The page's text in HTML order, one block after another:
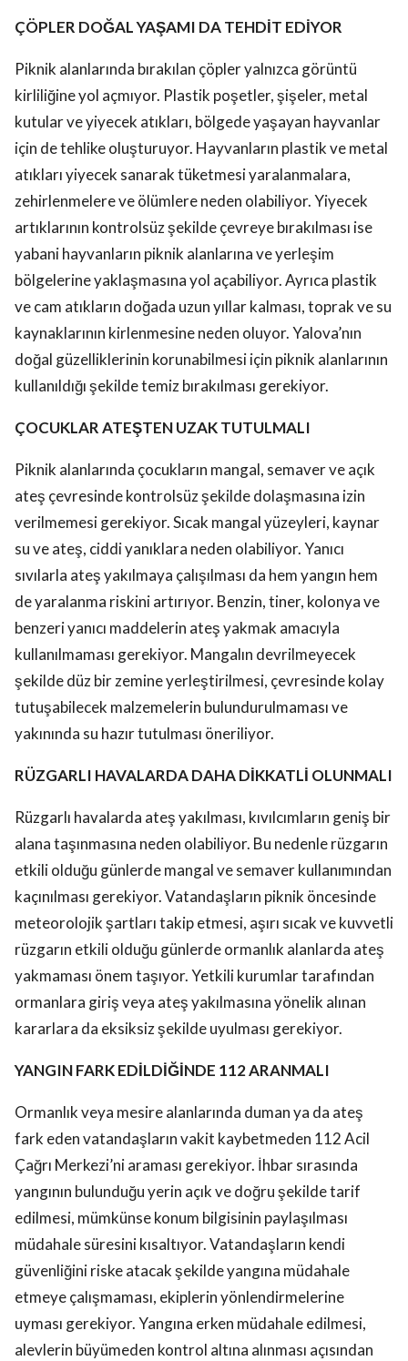
ÇÖPLER DOĞAL YAŞAMI DA TEHDİT EDİYOR
Piknik alanlarında bırakılan çöpler yalnızca görüntü
kirliliğine yol açmıyor. Plastik poşetler, şişeler, metal
kutular ve yiyecek atıkları, bölgede yaşayan hayvanlar
için de tehlike oluşturuyor. Hayvanların plastik ve metal
atıkları yiyecek sanarak tüketmesi yaralanmalara,
zehirlenmelere ve ölümlere neden olabiliyor. Yiyecek
artıklarının kontrolsüz şekilde çevreye bırakılması ise
yabani hayvanların piknik alanlarına ve yerleşim
bölgelerine yaklaşmasına yol açabiliyor. Ayrıca plastik
ve cam atıkların doğada uzun yıllar kalması, toprak ve su
kaynaklarının kirlenmesine neden oluyor. Yalova’nın
doğal güzelliklerinin korunabilmesi için piknik alanlarının
kullanıldığı şekilde temiz bırakılması gerekiyor.
ÇOCUKLAR ATEŞTEN UZAK TUTULMALI
Piknik alanlarında çocukların mangal, semaver ve açık
ateş çevresinde kontrolsüz şekilde dolaşmasına izin
verilmemesi gerekiyor. Sıcak mangal yüzeyleri, kaynar
su ve ateş, ciddi yanıklara neden olabiliyor. Yanıcı
sıvılarla ateş yakılmaya çalışılması da hem yangın hem
de yaralanma riskini artırıyor. Benzin, tiner, kolonya ve
benzeri yanıcı maddelerin ateş yakmak amacıyla
kullanılmaması gerekiyor. Mangalın devrilmeyecek
şekilde düz bir zemine yerleştirilmesi, çevresinde kolay
tutuşabilecek malzemelerin bulundurulmaması ve
yakınında su hazır tutulması öneriliyor.
RÜZGARLI HAVALARDA DAHA DİKKATLİ OLUNMALI
Rüzgarlı havalarda ateş yakılması, kıvılcımların geniş bir
alana taşınmasına neden olabiliyor. Bu nedenle rüzgarın
etkili olduğu günlerde mangal ve semaver kullanımından
kaçınılması gerekiyor. Vatandaşların piknik öncesinde
meteorolojik şartları takip etmesi, aşırı sıcak ve kuvvetli
rüzgarın etkili olduğu günlerde ormanlık alanlarda ateş
yakmaması önem taşıyor. Yetkili kurumlar tarafından
ormanlara giriş veya ateş yakılmasına yönelik alınan
kararlara da eksiksiz şekilde uyulması gerekiyor.
YANGIN FARK EDİLDİĞİNDE 112 ARANMALI
Ormanlık veya mesire alanlarında duman ya da ateş
fark eden vatandaşların vakit kaybetmeden 112 Acil
Çağrı Merkezi’ni araması gerekiyor. İhbar sırasında
yangının bulunduğu yerin açık ve doğru şekilde tarif
edilmesi, mümkünse konum bilgisinin paylaşılması
müdahale süresini kısaltıyor. Vatandaşların kendi
güvenliğini riske atacak şekilde yangına müdahale
etmeye çalışmaması, ekiplerin yönlendirmelerine
uyması gerekiyor. Yangına erken müdahale edilmesi,
alevlerin büyümeden kontrol altına alınması açısından